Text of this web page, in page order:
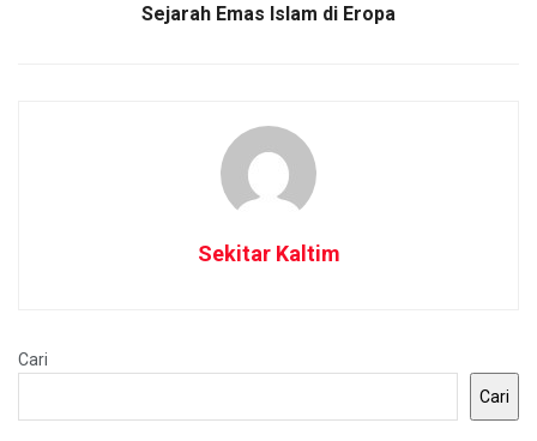
Sejarah Emas Islam di Eropa
Sekitar Kaltim
Cari
Cari